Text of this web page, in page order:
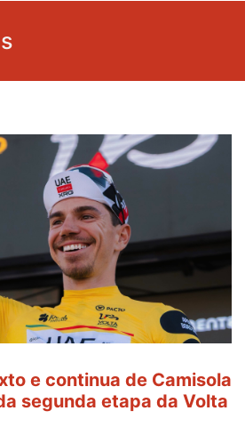
e continua de Camisola
segunda etapa da Volta